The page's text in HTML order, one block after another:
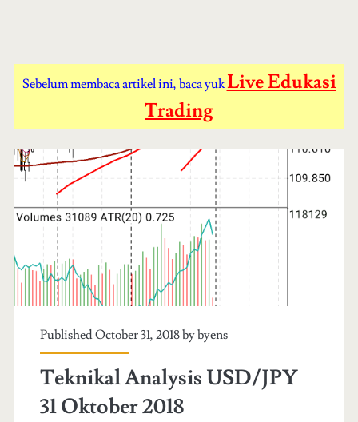
Sebelum membaca artikel ini, baca yukLive Edukasi
Trading
Published October 31, 2018 bybyens
Teknikal Analysis USD/JPY
31 Oktober 2018